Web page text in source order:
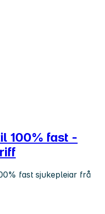
100% fast -
fast sjukepleiar frå